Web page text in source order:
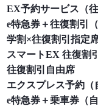
EX予約サービス（
e特急券＋往復割引（
学割×往復割引指定
スマートEX 往復割
往復割引自由席
エクスプレス予約（
e特急券＋乗車券（自